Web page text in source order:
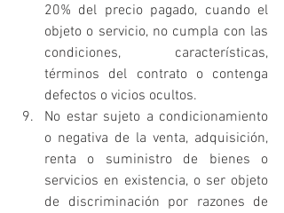
20% del precio pagado, cuando el
objeto o servicio, no cumpla con las
condiciones, características,
términos del contrato o contenga
defectos o vicios ocultos.
No estar sujeto a condicionamiento
o negativa de la venta, adquisición,
renta o suministro de bienes o
servicios en existencia, o ser objeto
de discriminación por razones de